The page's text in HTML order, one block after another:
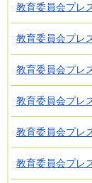
教育委員会プレ
教育委員会プレ
教育委員会プレ
教育委員会プレ
教育委員会プレ
教育委員会プレ